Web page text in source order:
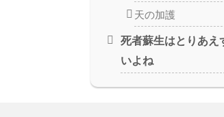
天の加護
死者蘇生はとりあえ
いよね